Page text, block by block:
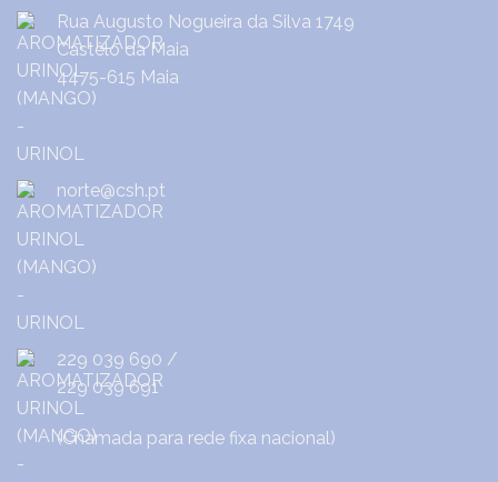
Rua Augusto Nogueira da Silva 1749
Castêlo da Maia
4475-615 Maia
norte@csh.pt
229 039 690 /
229 039 691
(Chamada para rede fixa nacional)